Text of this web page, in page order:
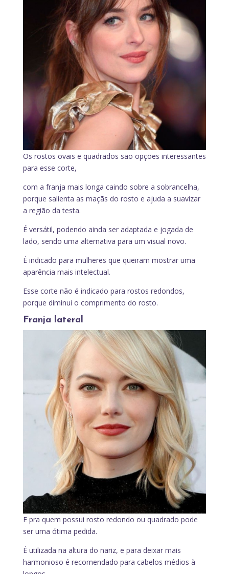
Os rostos ovais e quadrados são opções interessantes
para esse corte,
com a franja mais longa caindo sobre a sobrancelha,
porque salienta as maçãs do rosto e ajuda a suavizar
a região da testa.
É versátil, podendo ainda ser adaptada e jogada de
lado, sendo uma alternativa para um visual novo.
É indicado para mulheres que queiram mostrar uma
aparência mais intelectual.
Esse corte não é indicado para rostos redondos,
porque diminui o comprimento do rosto.
Franja lateral
E pra quem possui rosto redondo ou quadrado pode
ser uma ótima pedida.
É utilizada na altura do nariz, e para deixar mais
harmonioso é recomendado para cabelos médios à